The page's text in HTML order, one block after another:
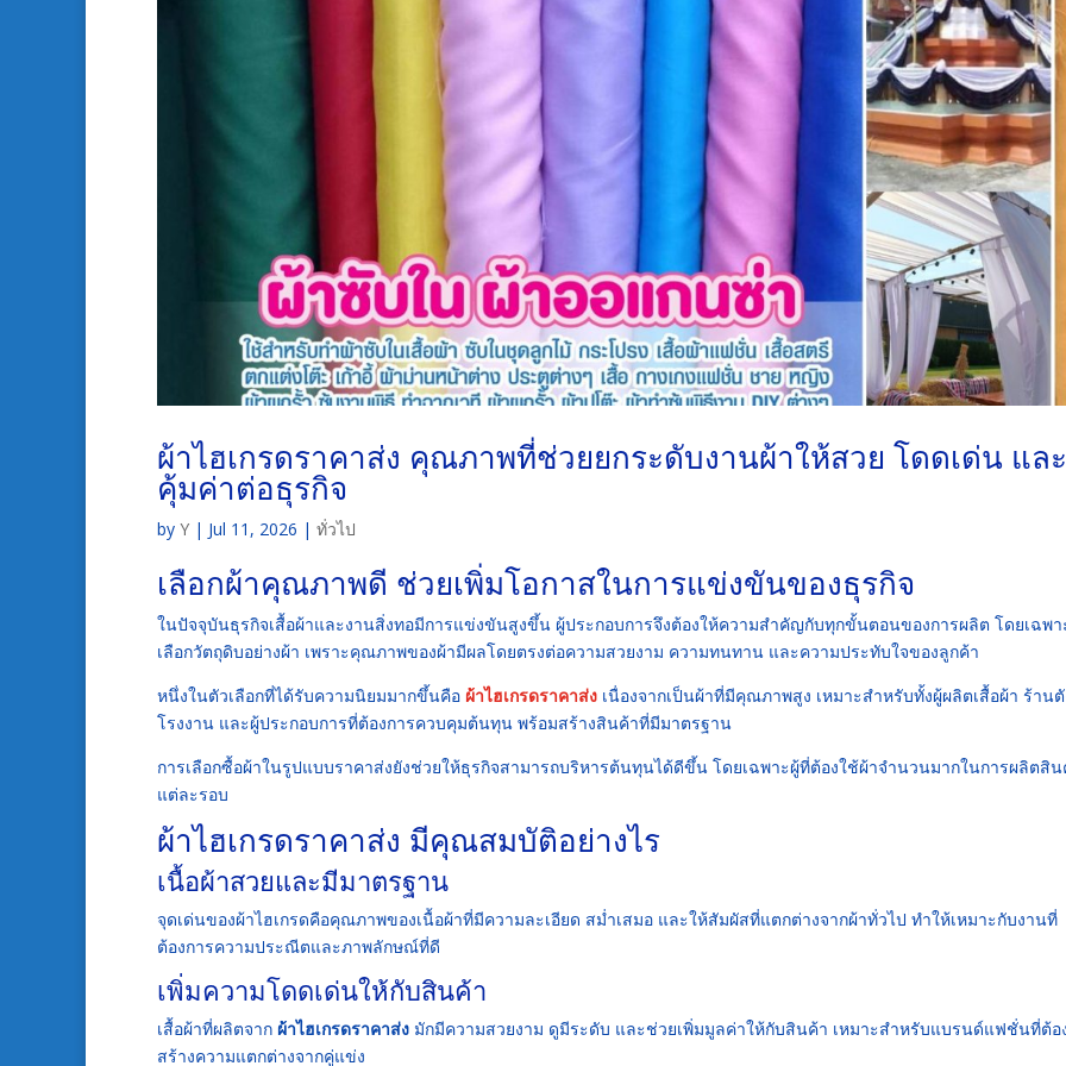
ผ้าไฮเกรดราคาส่ง คุณภาพที่ช่วยยกระดับงานผ้าให้สวย โดดเด่น และ
คุ้มค่าต่อธุรกิจ
by Y | Jul 11, 2026 | ทั่วไป
เลือกผ้าคุณภาพดี ช่วยเพิ่มโอกาสในการแข่งขันของธุรกิจ
ในปัจจุบันธุรกิจเสื้อผ้าและงานสิ่งทอมีการแข่งขันสูงขึ้น ผู้ประกอบการจึงต้องให้ความสำคัญกับทุกขั้นตอนของการผลิต โดยเฉพา
เลือกวัตถุดิบอย่างผ้า เพราะคุณภาพของผ้ามีผลโดยตรงต่อความสวยงาม ความทนทาน และความประทับใจของลูกค้า
หนึ่งในตัวเลือกที่ได้รับความนิยมมากขึ้นคือ ผ้าไฮเกรดราคาส่ง เนื่องจากเป็นผ้าที่มีคุณภาพสูง เหมาะสำหรับทั้งผู้ผลิตเสื้อผ้า ร้าน
โรงงาน และผู้ประกอบการที่ต้องการควบคุมต้นทุน พร้อมสร้างสินค้าที่มีมาตรฐาน
การเลือกซื้อผ้าในรูปแบบราคาส่งยังช่วยให้ธุรกิจสามารถบริหารต้นทุนได้ดีขึ้น โดยเฉพาะผู้ที่ต้องใช้ผ้าจำนวนมากในการผลิตสิ
แต่ละรอบ
ผ้าไฮเกรดราคาส่ง มีคุณสมบัติอย่างไร
เนื้อผ้าสวยและมีมาตรฐาน
จุดเด่นของผ้าไฮเกรดคือคุณภาพของเนื้อผ้าที่มีความละเอียด สม่ำเสมอ และให้สัมผัสที่แตกต่างจากผ้าทั่วไป ทำให้เหมาะกับงานที่
ต้องการความประณีตและภาพลักษณ์ที่ดี
เพิ่มความโดดเด่นให้กับสินค้า
เสื้อผ้าที่ผลิตจาก ผ้าไฮเกรดราคาส่ง มักมีความสวยงาม ดูมีระดับ และช่วยเพิ่มมูลค่าให้กับสินค้า เหมาะสำหรับแบรนด์แฟชั่นที่ต้อ
สร้างความแตกต่างจากคู่แข่ง